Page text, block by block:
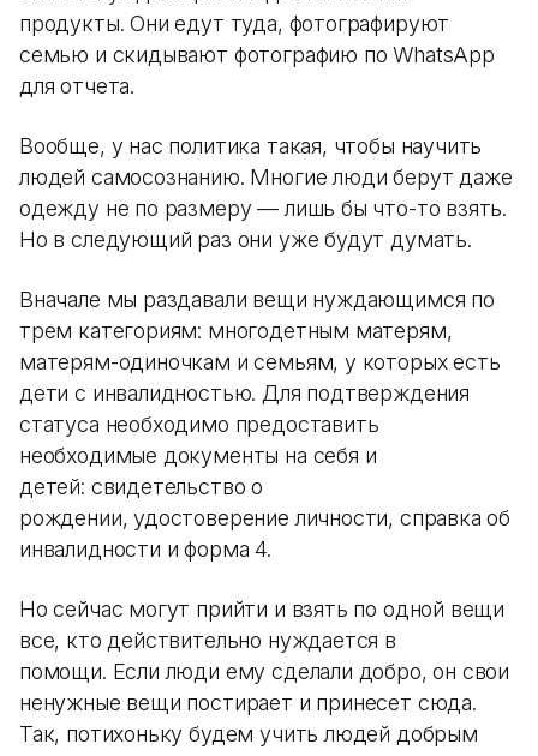
продукты. Они едут туда, фотографируют
семью и скидывают фотографию по WhatsApp
для отчета.
Вообще, у нас политика такая, чтобы научить
людей самосознанию. Многие люди берут даже
одежду не по размеру — лишь бы что-то взять.
Но в следующий раз они уже будут думать.
Вначале мы раздавали вещи нуждающимся по
трем категориям: многодетным матерям,
матерям-одиночкам и семьям, у которых есть
дети с инвалидностью. Для подтверждения
статуса необходимо предоставить
необходимые документы на себя и
детей: свидетельство о
рождении, удостоверение личности, справка об
инвалидности и форма 4.
Но сейчас могут прийти и взять по одной вещи
все, кто действительно нуждается в
помощи. Если люди ему сделали добро, он свои
ненужные вещи постирает и принесет сюда.
Так, потихоньку будем учить людей добрым